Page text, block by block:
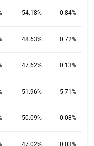
54.18% 0.84%
48.63% 0.72%
47.62% 0.13%
51.96% 5.71%
50.09% 0.08%
47.02% 0.03%